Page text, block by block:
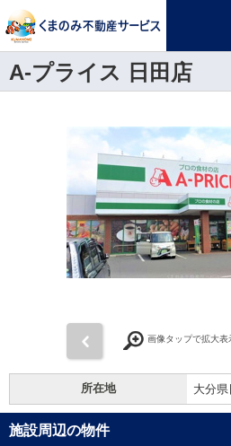
A-プライス 日田店
画像タップで拡大表
所在地 大分
施設周辺の物件